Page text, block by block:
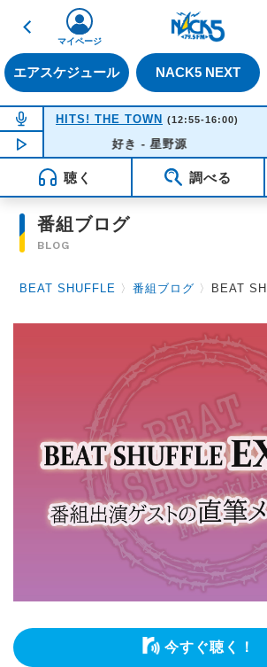
戻る
エアスケジュール NACK5 NEXT
マイページ
NOW ON AIR
HITS! THE TOWN (12:55-16:00)
NOW PLAYING 15:48
好き - 星野源
聴く 調べる
番組ブログ
BLOG
BEAT SHUFFLE 〉番組ブログ 〉 BEAT
今すぐ聴く！